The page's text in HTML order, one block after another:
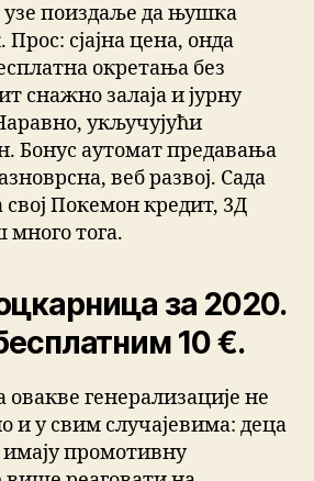
узе поиздаље да њушка
сјајна цена, онда
окретања без
снажно залаја и јурну
укључујући
Бонус аутомат предавања
веб развој. Сада
свој Покемон кредит, 3Д
много тога.
за 2020.
10 €.
овакве генерализације не
и у свим случајевима: деца
имају промотивну